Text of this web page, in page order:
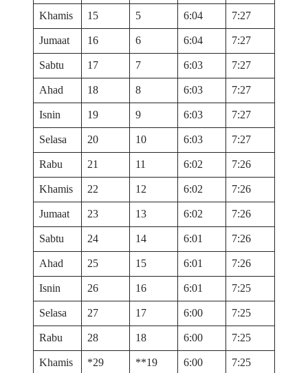
Khamis
15 5 6:04
7:27
Jumaat
16 6 6:04
7:27
Sabtu
17 7 6:03
7:27
Ahad
18 8 6:03
7:27
Isnin
19 9 6:03
7:27
Selasa
20 10 6:03
7:27
Rabu
21 11 6:02
7:26
Khamis
22 12 6:02
7:26
Jumaat
23 13 6:02
7:26
Sabtu
24 14 6:01
7:26
Ahad
25 15 6:01
7:26
Isnin
26 16 6:01
7:25
Selasa
27 17 6:00
7:25
Rabu
28 18 6:00
7:25
Khamis
*29 **19 6:00
7:25